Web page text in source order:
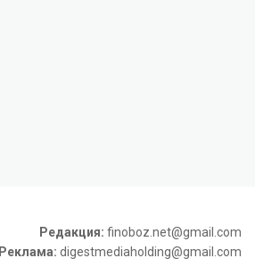
Редакция: finoboz.net@gmail.com
Реклама: digestmediaholding@gmail.com